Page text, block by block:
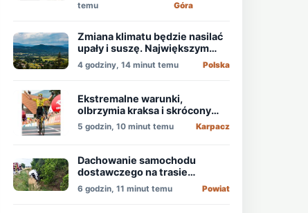
temu
Góra
Zmiana klimatu będzie nasilać
upały i suszę. Największym
zagrożeniem jest niedobór
wody
4 godziny, 14 minut temu Polska
Ekstremalne warunki,
olbrzymia kraksa i skrócony
etap, który padł łupem
Holendra!
5 godzin, 10 minut temu Karpacz
Dachowanie samochodu
dostawczego na trasie
Świdnica - Wrocław
6 godzin, 11 minut temu Powiat